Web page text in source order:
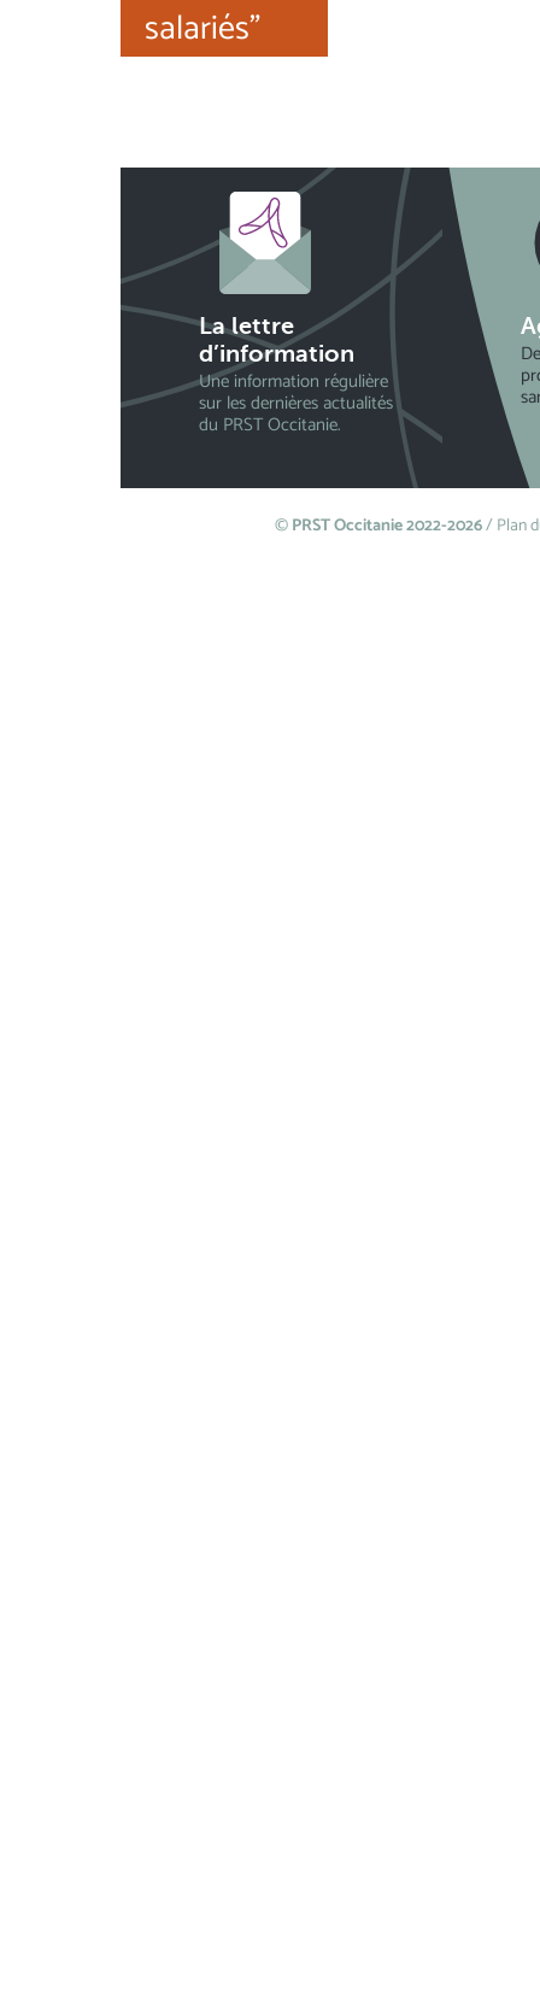
salariés"
La lettre
d’information
Une information régulière
sur les dernières actualités
du PRST Occitanie.
©PRST Occitanie 2022-2026/Plan